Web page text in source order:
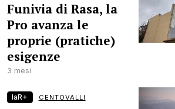
Funivia di Rasa, la
Pro avanza le
proprie (pratiche)
esigenze
3 mesi
laR+ CENTOVALLI